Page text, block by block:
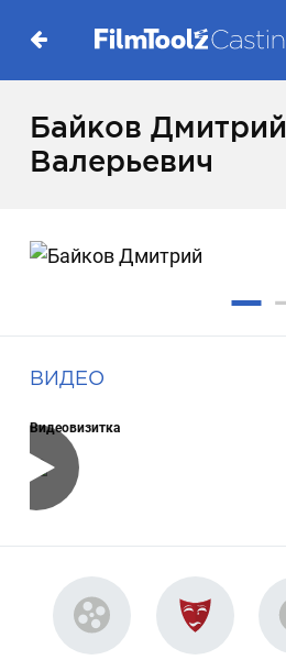
Байков Дмитрий
Валерьевич
ВИДЕО
Видеовизитка